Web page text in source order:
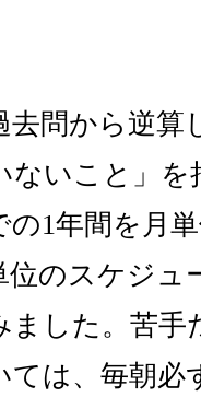
去問から逆算
ないこと」を
の1年間を月
位のスケジュ
ました。苦手
ては、毎朝必